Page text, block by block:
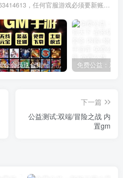
站长微信:hu863414613，任何官服游戏必须要新账号注册！充值前记得找我审核账号!
黄金会员送合集一：150款后台手游合集
下一篇
公益测试:双端/冒险之战 内
置gm